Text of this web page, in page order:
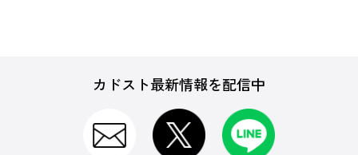
カドスト最新情報を配信中